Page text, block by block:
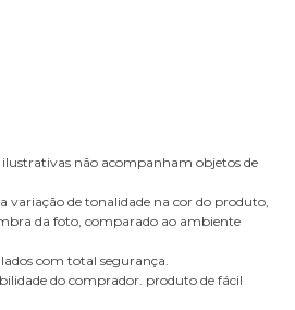
não acompanham objetos de
variação de tonalidade na cor do produto,
da foto, comparado ao ambiente
com total segurança.
do comprador. produto de fácil